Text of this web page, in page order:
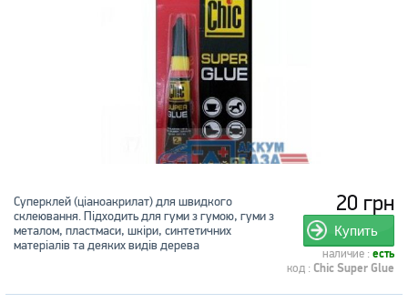
20 грн
Купить
наличие : есть
код : Chic Super Glue
Суперклей (ціаноакрилат) для швидкого
склеювання. Підходить для гуми з гумою, гуми з
металом, пластмаси, шкіри, синтетичних
матеріалів та деяких видів дерева